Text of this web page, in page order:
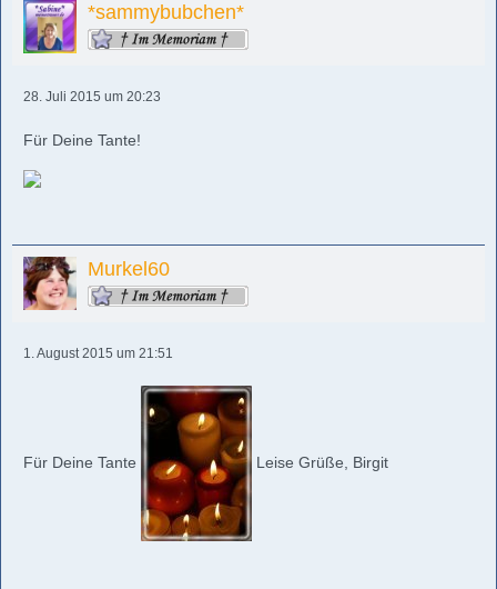
*sammybubchen*
28. Juli 2015 um 20:23
Für Deine Tante!
Murkel60
1. August 2015 um 21:51
Für Deine Tante Leise Grüße, Birgit